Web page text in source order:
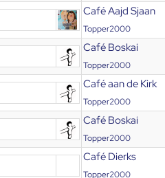
Café Aajd Sjaan
Topper2000
Café Boskai
Topper2000
Café aan de Kirk
Topper2000
Café Boskai
Topper2000
Café Dierks
Topper2000